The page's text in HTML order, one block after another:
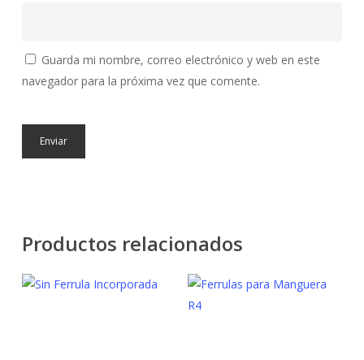
Guarda mi nombre, correo electrónico y web en este
navegador para la próxima vez que comente.
Productos relacionados